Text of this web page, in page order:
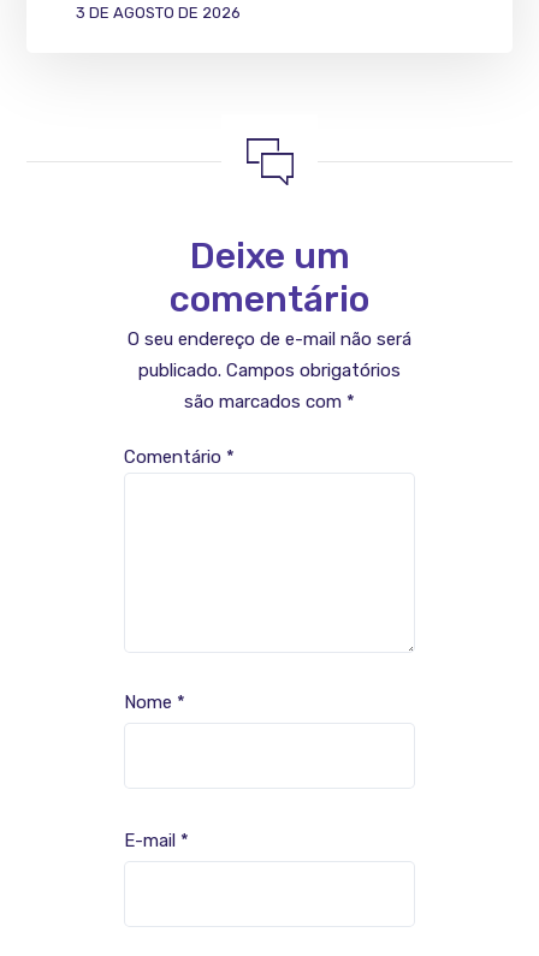
3 DE AGOSTO DE 2026
Deixe um
comentário
O seu endereço de e-mail não será
publicado. Campos obrigatórios
são marcados com *
Comentário *
Nome *
E-mail *